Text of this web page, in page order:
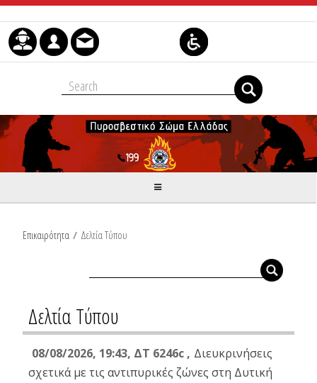
Skip to Content
Επικαιρότητα / Δελτία Τύπου
Δελτία Τύπου
08/08/2026, 19:43, ΔT 6246c , Διευκρινήσεις
σχετικά με τις αντιπυρικές ζώνες στη Δυτική